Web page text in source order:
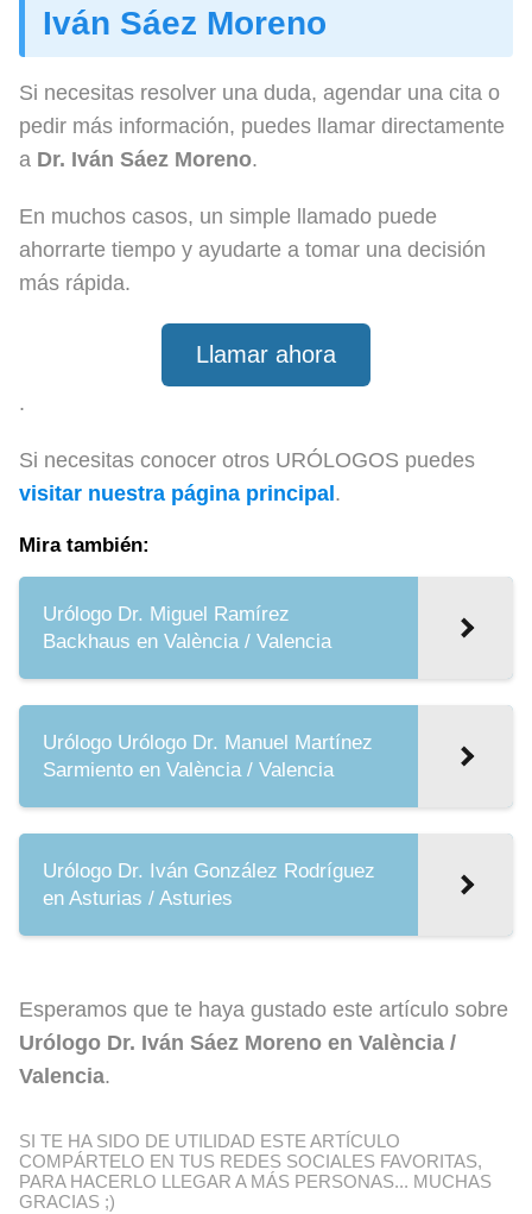
Iván Sáez Moreno
Si necesitas resolver una duda, agendar una cita o
pedir más información, puedes llamar directamente
a Dr. Iván Sáez Moreno.
En muchos casos, un simple llamado puede
ahorrarte tiempo y ayudarte a tomar una decisión
más rápida.
Llamar ahora
.
Si necesitas conocer otros URÓLOGOS puedes
visitar nuestra página principal .
Mira también:
Urólogo Dr. Miguel Ramírez
Backhaus en València / Valencia
Urólogo Urólogo Dr. Manuel Martínez
Sarmiento en València / Valencia
Urólogo Dr. Iván González Rodríguez
en Asturias / Asturies
Esperamos que te haya gustado este artículo sobre
Urólogo Dr. Iván Sáez Moreno en València /
Valencia.
SI TE HA SIDO DE UTILIDAD ESTE ARTÍCULO
COMPÁRTELO EN TUS REDES SOCIALES FAVORITAS,
PARA HACERLO LLEGAR A MÁS PERSONAS... MUCHAS
GRACIAS ;)